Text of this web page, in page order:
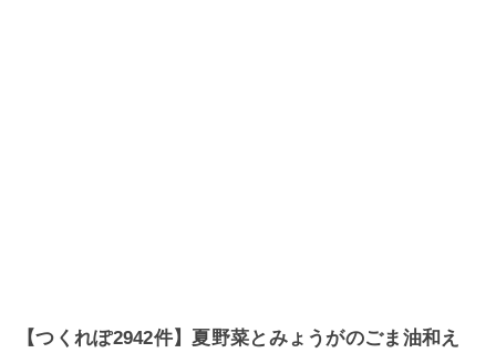
【つくれぽ2942件】夏野菜とみょうがのごま油和え